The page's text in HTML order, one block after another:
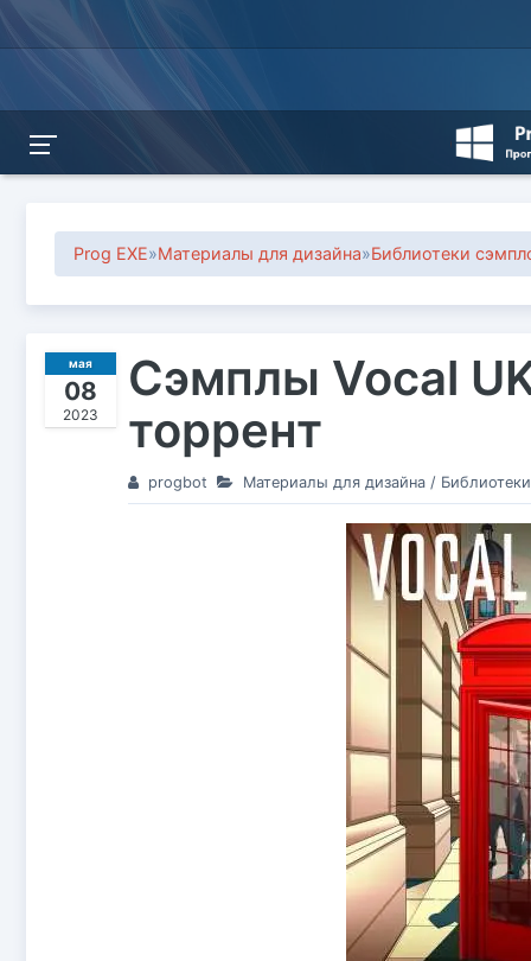
Prog EXE»Материалы для дизайна»Библиотеки
мая
08
2023
Сэмплы Vocal
торрент
progbot Материалы для дизайна/